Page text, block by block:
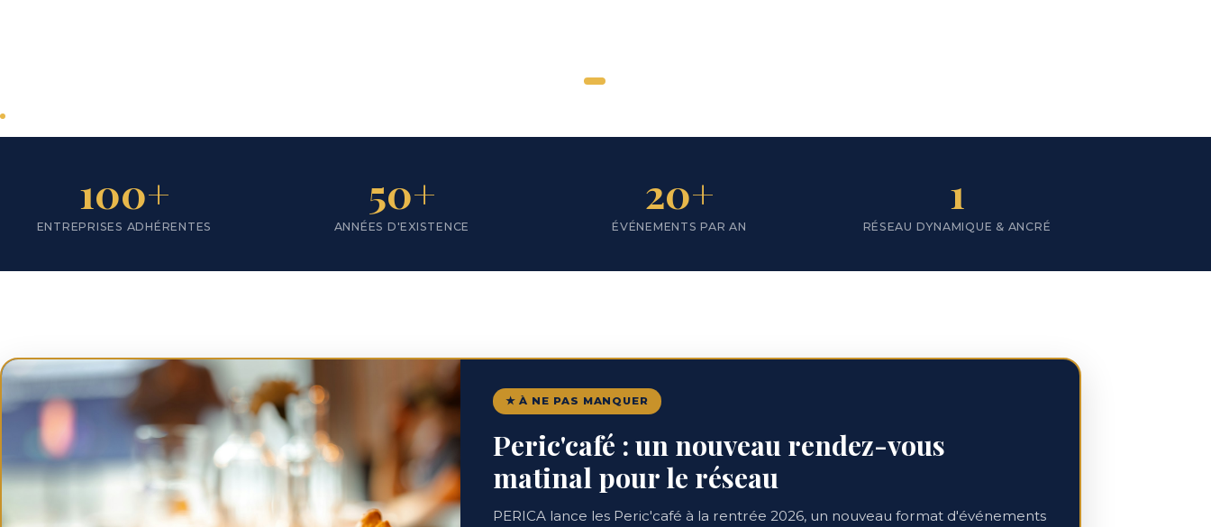
100+
ENTREPRISES ADHÉRENTES
50+
ANNÉES D'EXISTENCE
20+
ÉVÉNEMENTS PAR AN
1
RÉSEAU DYNAMIQUE & ANCRÉ
★ À NE PAS MANQUER
Peric'café : un nouveau rendez-vous
matinal pour le réseau
PERICA lance les Peric'café à la rentrée 2026, un nouveau format d'événements